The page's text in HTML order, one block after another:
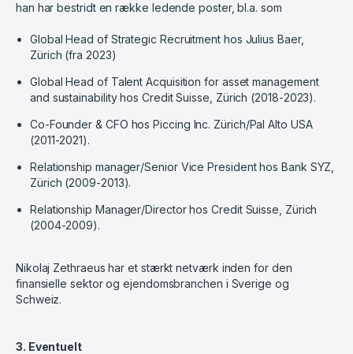
han har bestridt en række ledende poster, bl.a. som
Global Head of Strategic Recruitment hos Julius Baer,
Zürich (fra 2023)
Global Head of Talent Acquisition for asset management
and sustainability hos Credit Suisse, Zürich (2018-2023).
Co-Founder & CFO hos Piccing Inc. Zürich/Pal Alto USA
(2011-2021).
Relationship manager/Senior Vice President hos Bank SYZ,
Zürich (2009-2013).
Relationship Manager/Director hos Credit Suisse, Zürich
(2004-2009).
Nikolaj Zethraeus har et stærkt netværk inden for den
finansielle sektor og ejendomsbranchen i Sverige og
Schweiz.
3. Eventuelt